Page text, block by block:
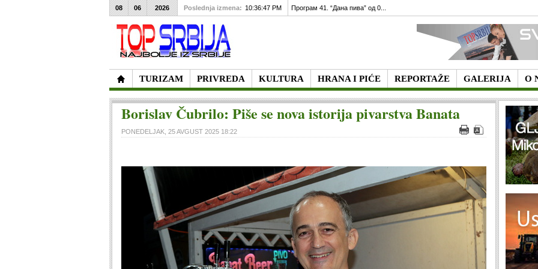
TURIZAM PRIVREDA KULTURA HRANA I PIĆE REPORTAŽE GALERIJA O
08 06 2026 Poslednja izmena: 10:36:47 PM Програм 41. “Дана пива” од 0...
Borislav Čubrilo: Piše se nova istorija pivarstva Banata
PONEDELJAK, 25 AVGUST 2025 18:22